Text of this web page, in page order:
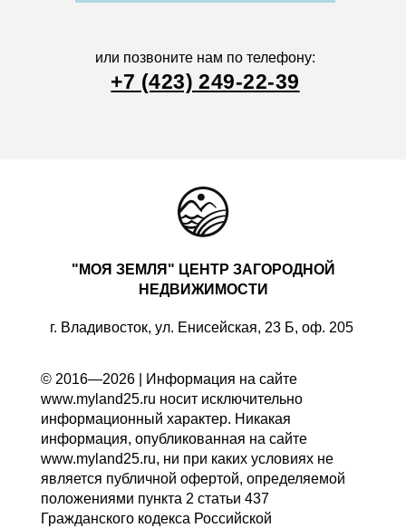
или позвоните нам по телефону:
+7 (423) 249-22-39
"МОЯ ЗЕМЛЯ" ЦЕНТР ЗАГОРОДНОЙ
НЕДВИЖИМОСТИ
г. Владивосток, ул. Енисейская, 23 Б, оф. 205
© 2016—2026 | Информация на сайте
www.myland25.ru носит исключительно
информационный характер. Никакая
информация, опубликованная на сайте
www.myland25.ru, ни при каких условиях не
является публичной офертой, определяемой
положениями пункта 2 статьи 437
Гражданского кодекса Российской